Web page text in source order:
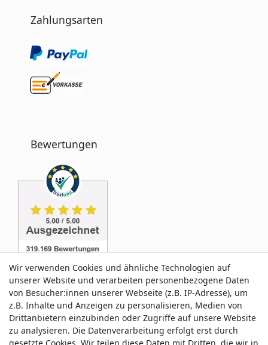
Zahlungsarten
Bewertungen
Service & Kontakt
Wir verwenden Cookies und ähnliche Technologien auf
unserer Website und verarbeiten personenbezogene Daten
von Besucher:innen unserer Webseite (z.B. IP-Adresse), um
z.B. Inhalte und Anzeigen zu personalisieren, Medien von
Drittanbietern einzubinden oder Zugriffe auf unsere Website
zu analysieren. Die Datenverarbeitung erfolgt erst durch